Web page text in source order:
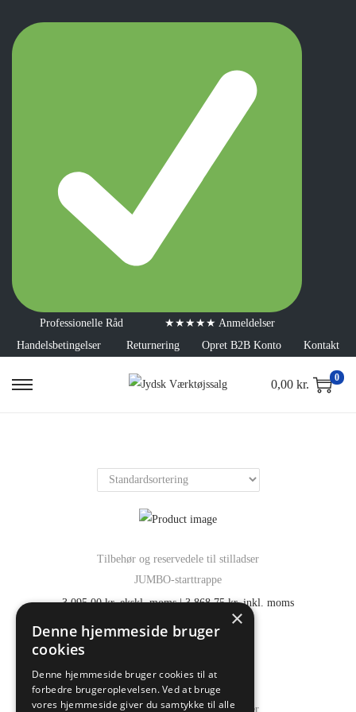
Professionelle Råd
★★★★★ Anmeldelser
Handelsbetingelser
Returnering Opret B2B Konto Kontakt
0,00 kr. 0
Tilbehør og reservedele til stilladser
JUMBO-starttrappe
3.095,00kr.ekskl. moms |3.868,75kr.inkl. moms
Tilbehør og reservedele til stilladser
×
Denne hjemmeside bruger
cookies
Denne hjemmeside bruger cookies til at
forbedre brugeroplevelsen. Ved at bruge
vores hjemmeside giver du samtykke til alle